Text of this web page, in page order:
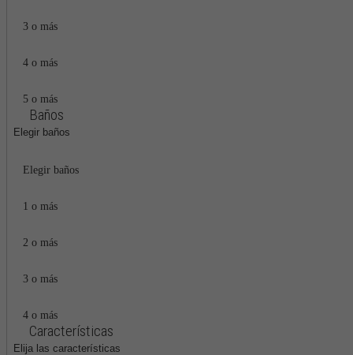
3 o más
4 o más
5 o más
Baños
Elegir baños
Elegir baños
1 o más
2 o más
3 o más
4 o más
Características
Elija las características